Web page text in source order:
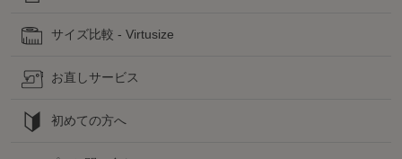
サイズ比較 - Virtusize
お直しサービス
初めての方へ